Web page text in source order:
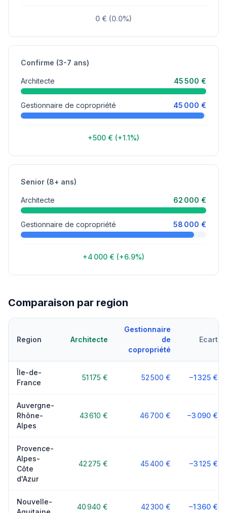
0 € (0.0%)
Confirme (3-7 ans)
Architecte 45 500 €
Gestionnaire de copropriété 45 000 €
+500 € (+1.1%)
Senior (8+ ans)
Architecte 62 000 €
Gestionnaire de copropriété 58 000 €
+4 000 € (+6.9%)
Comparaison par region
Region Architecte
Gestionnaire
de
copropriété
Ecart
Île-de-
France
51 175 € 52 500 € −1 325 €
Auvergne-
Rhône-
Alpes
43 610 € 46 700 € −3 090 €
Provence-
Alpes-
Côte
d'Azur
42 275 € 45 400 € −3 125 €
Nouvelle-
40 940 € 42 300 € −1 360 €